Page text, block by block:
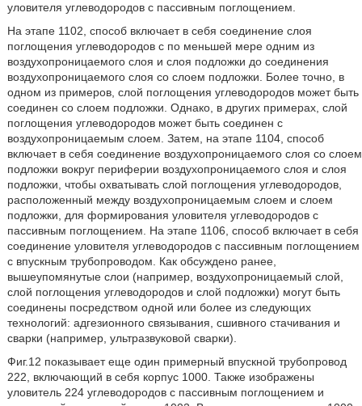
уловителя углеводородов с пассивным поглощением.
На этапе 1102, способ включает в себя соединение слоя
поглощения углеводородов с по меньшей мере одним из
воздухопроницаемого слоя и слоя подложки до соединения
воздухопроницаемого слоя со слоем подложки. Более точно, в
одном из примеров, слой поглощения углеводородов может быть
соединен со слоем подложки. Однако, в других примерах, слой
поглощения углеводородов может быть соединен с
воздухопроницаемым слоем. Затем, на этапе 1104, способ
включает в себя соединение воздухопроницаемого слоя со слоем
подложки вокруг периферии воздухопроницаемого слоя и слоя
подложки, чтобы охватывать слой поглощения углеводородов,
расположенный между воздухопроницаемым слоем и слоем
подложки, для формирования уловителя углеводородов с
пассивным поглощением. На этапе 1106, способ включает в себя
соединение уловителя углеводородов с пассивным поглощением
с впускным трубопроводом. Как обсуждено ранее,
вышеупомянутые слои (например, воздухопроницаемый слой,
слой поглощения углеводородов и слой подложки) могут быть
соединены посредством одной или более из следующих
технологий: адгезионного связывания, сшивного стачивания и
сварки (например, ультразвуковой сварки).
Фиг.12 показывает еще один примерный впускной трубопровод
222, включающий в себя корпус 1000. Также изображены
уловитель 224 углеводородов с пассивным поглощением и